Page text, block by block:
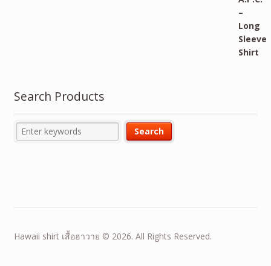
Search Products
Hawaii shirt เสื้อฮาวาย © 2026. All Rights Reserved.